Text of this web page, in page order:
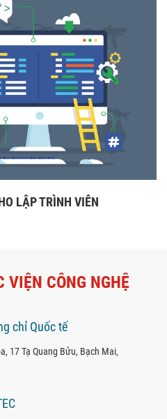
LẬP TRÌNH VIÊN
VIỆN CÔNG NGHỆ
chỉ Quốc tế
17 Tạ Quang Bửu, Bạch Mai,